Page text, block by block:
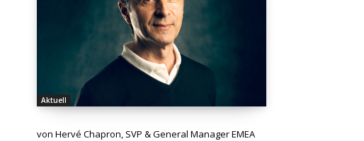
Aktuell
von Hervé Chapron, SVP & General Manager EMEA